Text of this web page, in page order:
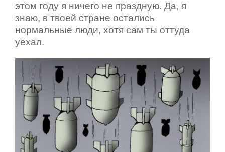
этом году я ничего не праздную. Да, я
знаю, в твоей стране остались
нормальные люди, хотя сам ты оттуда
уехал.